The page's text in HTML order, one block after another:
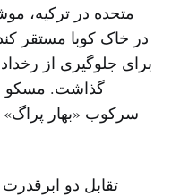
متحده در ترکیه،
در خاک کوبا مستقر
برای جلوگیری از
سرکوب «بهار